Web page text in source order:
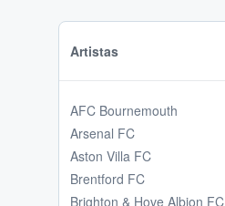
Artistas
AFC Bournemouth
Arsenal FC
Aston Villa FC
Brentford FC
Brighton & Hove Albion FC